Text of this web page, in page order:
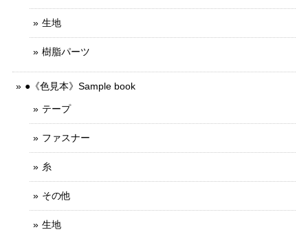
生地
樹脂パーツ
●《色見本》Sample book
テープ
ファスナー
糸
その他
生地